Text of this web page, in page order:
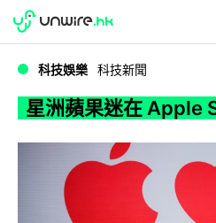
星洲蘋果迷在
WWDC 2026
科技娛樂 科技新聞
星洲蘋果迷在 Apple